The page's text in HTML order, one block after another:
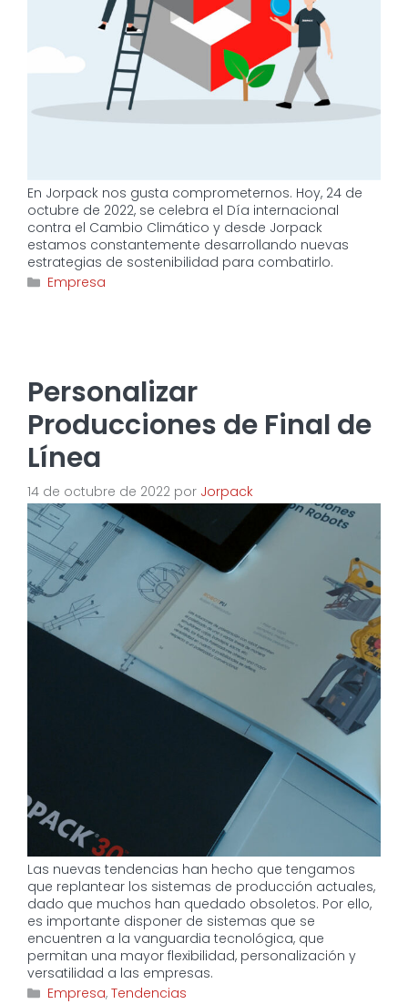
En Jorpack nos gusta comprometernos. Hoy, 24 de
octubre de 2022, se celebra el Día internacional
contra el Cambio Climático y desde Jorpack
estamos constantemente desarrollando nuevas
estrategias de sostenibilidad para combatirlo.
Categorías
Empresa
Personalizar
Producciones de Final de
Línea
14 de octubre de 2022 por Jorpack
Las nuevas tendencias han hecho que tengamos
que replantear los sistemas de producción actuales,
dado que muchos han quedado obsoletos. Por ello,
es importante disponer de sistemas que se
encuentren a la vanguardia tecnológica, que
permitan una mayor flexibilidad, personalización y
versatilidad a las empresas.
Categorías
Empresa,Tendencias